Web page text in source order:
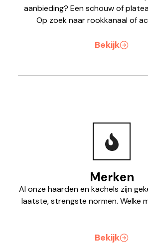
aanbieding? Een schouw of
Op zoek naar rookkanaal of
Bekijk
Merken
Al onze haarden en kachels zijn
laatste, strengste normen. Welke
Bekijk